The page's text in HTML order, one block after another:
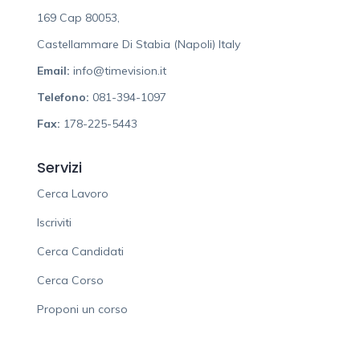
169 Cap 80053,
Castellammare Di Stabia (Napoli) Italy
Email: info@timevision.it
Telefono: 081-394-1097
Fax: 178-225-5443
Servizi
Cerca Lavoro
Iscriviti
Cerca Candidati
Cerca Corso
Proponi un corso